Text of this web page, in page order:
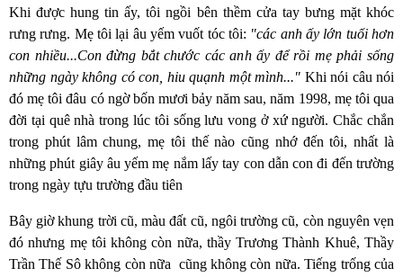
Khi được hung tin ấy, tôi ngồi bên thềm cửa tay bưng mặt khóc
rưng rưng. Mẹ tôi lại âu yếm vuốt tóc tôi: "các anh ấy lớn tuổi hơn
con nhiều...Con đừng bắt chước các anh ấy để rồi mẹ phải sống
những ngày không có con, hiu quạnh một mình..." Khi nói câu nói
đó mẹ tôi đâu có ngờ bốn mươi bảy năm sau, năm 1998, mẹ tôi qua
đời tại quê nhà trong lúc tôi sống lưu vong ở xứ người. Chắc chắn
trong phút lâm chung, mẹ tôi thế nào cũng nhớ đến tôi, nhất là
những phút giây âu yếm mẹ nắm lấy tay con dẫn con đi đến trường
trong ngày tựu trường đầu tiên
Bây giờ khung trời cũ, màu đất cũ, ngôi trường cũ, còn nguyên vẹn
đó nhưng mẹ tôi không còn nữa, thầy Trương Thành Khuê, Thầy
Trần Thế Sô không còn nữa cũng không còn nữa. Tiếng trống của